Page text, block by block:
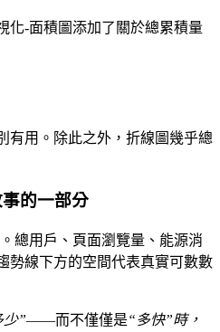
化-面積圖添加了關於總累積量
有用。除此之外，折線圖幾乎總
的一部分
總用戶、頁面瀏覽量、能源消
勢線下方的空間代表真實可數數
少”——而不僅僅是“多快”時，